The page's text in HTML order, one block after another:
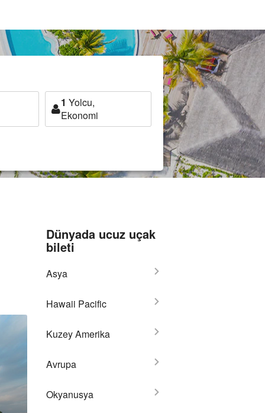
1 Yolcu,
Ekonomi
Dünyada ucuz uçak
bileti
Asya
Hawaii Pacific
Kuzey Amerika
Avrupa
Okyanusya